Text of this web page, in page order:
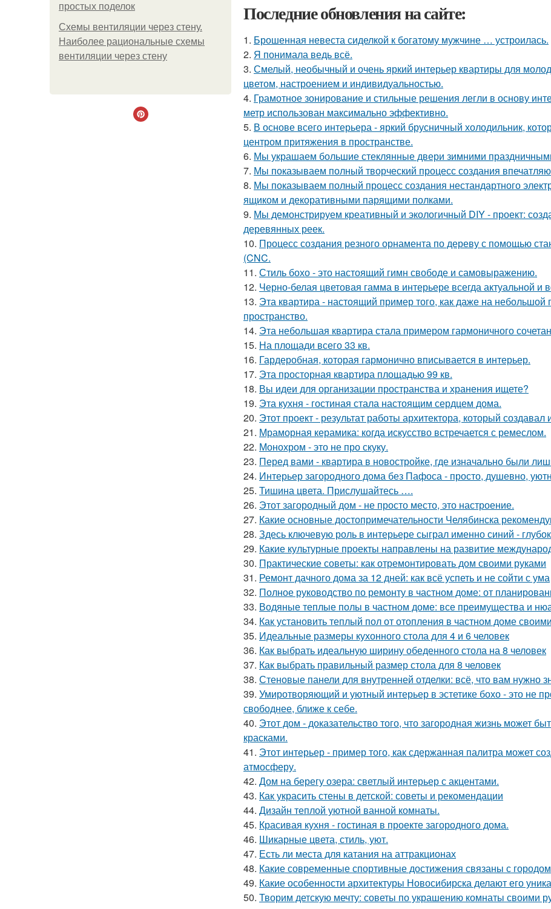
простых поделок
Схемы вентиляции через стену.
Наиболее рациональные схемы
вентиляции через стену
Последние обновления на сайте:
1. Брошенная невеста сиделкой к богатому мужчине … устроилась.
2. Я понимала ведь всё.
3. Смелый, необычный и очень яркий интерьер квартиры для
цветом, настроением и индивидуальностью.
4. Грамотное зонирование и стильные решения легли в основу
метр использован максимально эффективно.
5. В основе всего интерьера - яркий брусничный холодильник,
центром притяжения в пространстве.
6. Мы украшаем большие стеклянные двери зимними
7. Мы показываем полный творческий процесс создания
8. Мы показываем полный процесс создания нестандартного
ящиком и декоративными парящими полками.
9. Мы демонстрируем креативный и экологичный DIY - проект:
деревянных реек.
10. Процесс создания резного орнамента по дереву с помощью
(CNC.
11. Стиль бохо - это настоящий гимн свободе и самовыражению.
12. Черно-белая цветовая гамма в интерьере всегда актуальной и
13. Эта квартира - настоящий пример того, как даже на
пространство.
14. Эта небольшая квартира стала примером гармоничного
15. На площади всего 33 кв.
16. Гардеробная, которая гармонично вписывается в интерьер.
17. Эта просторная квартира площадью 99 кв.
18. Вы идеи для организации пространства и хранения ищете?
19. Эта кухня - гостиная стала настоящим сердцем дома.
20. Этот проект - результат работы архитектора, который
21. Мраморная керамика: когда искусство встречается с ремеслом.
22. Монохром - это не про скуку.
23. Перед вами - квартира в новостройке, где изначально были
24. Интерьер загородного дома без Пафоса - просто, душевно,
25. Тишина цвета. Прислушайтесь ….
26. Этот загородный дом - не просто место, это настроение.
27. Какие основные достопримечательности Челябинска
28. Здесь ключевую роль в интерьере сыграл именно синий -
29. Какие культурные проекты направлены на развитие
30. Практические советы: как отремонтировать дом своими руками
31. Ремонт дачного дома за 12 дней: как всё успеть и не сойти с ума
32. Полное руководство по ремонту в частном доме: от
33. Водяные теплые полы в частном доме: все преимущества и
34. Как установить теплый пол от отопления в частном доме
35. Идеальные размеры кухонного стола для 4 и 6 человек
36. Как выбрать идеальную ширину обеденного стола на 8 человек
37. Как выбрать правильный размер стола для 8 человек
38. Стеновые панели для внутренней отделки: всё, что вам нужно
39. Умиротворяющий и уютный интерьер в эстетике бохо - это не
свободнее, ближе к себе.
40. Этот дом - доказательство того, что загородная жизнь может
красками.
41. Этот интерьер - пример того, как сдержанная палитра может
атмосферу.
42. Дом на берегу озера: светлый интерьер с акцентами.
43. Как украсить стены в детской: советы и рекомендации
44. Дизайн теплой уютной ванной комнаты.
45. Красивая кухня - гостиная в проекте загородного дома.
46. Шикарные цвета, стиль, уют.
47. Есть ли места для катания на аттракционах
48. Какие современные спортивные достижения связаны с городом
49. Какие особенности архитектуры Новосибирска делают его
50. Творим детскую мечту: советы по украшению комнаты своими